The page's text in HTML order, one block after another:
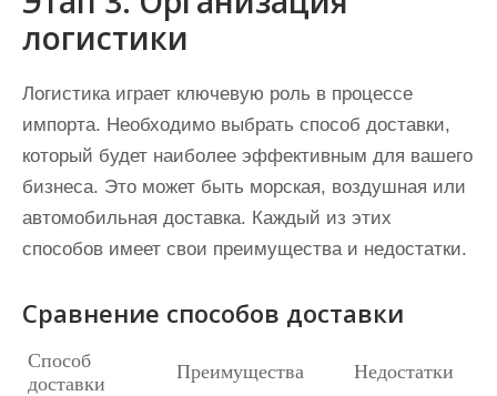
логистики
Логистика играет ключевую роль в процессе
импорта. Необходимо выбрать способ доставки,
который будет наиболее эффективным для вашего
бизнеса. Это может быть морская, воздушная или
автомобильная доставка. Каждый из этих
способов имеет свои преимущества и недостатки.
Сравнение способов доставки
Способ
доставки
Преимущества Недостатки